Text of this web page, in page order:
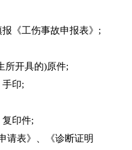
《工伤事故申报表》;
所开具的)原件;
印;
印件;
请表》、《诊断证明